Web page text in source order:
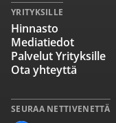
SEURAA NETTIVENETTÄ
YRITYKSILLE
Hinnasto
Mediatiedot
Palvelut Yrityksille
Ota yhteyttä